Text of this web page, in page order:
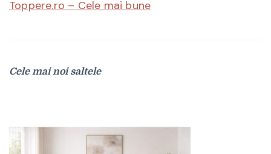
Toppere.ro – Cele mai bune
Cele mai noi saltele